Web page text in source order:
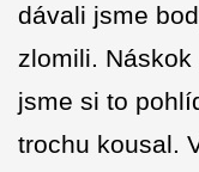
dávali jsme
zlomili.
jsme si to
trochu kousal.